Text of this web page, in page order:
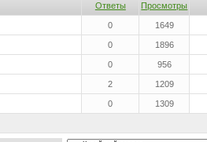
Ответы Просмотры
0 1649
0 1896
0 956
2 1209
0 1309